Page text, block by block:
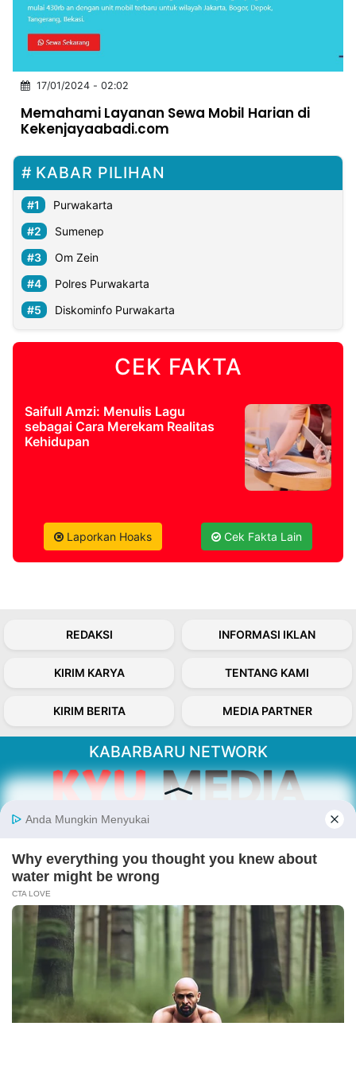
INDONESIA
Partner
Insight
NTB
Suara
Time
Lens
IDN
Daily
Jogja
Jalan
Rakyat
Idealita
News
Kita
Notice
Dinamikapost.com
Radar
Baru
Seedbacklink
Follow
Kabarbaru.co
2026
17/01/2024 - 02:02
Memahami Layanan Sewa Mobil Harian di
Kekenjayaabadi.com
KABAR PILIHAN
Purwakarta
Sumenep
Om Zein
Polres Purwakarta
Diskominfo Purwakarta
CEK FAKTA
Saifull Amzi: Menulis Lagu
sebagai Cara Merekam Realitas
Kehidupan
Laporkan Hoaks Cek Fakta Lain
REDAKSI INFORMASI IKLAN
KIRIM KARYA TENTANG KAMI
KIRIM BERITA MEDIA PARTNER
KABARBARU NETWORK
Kabarbaru.co menyajikan berita aktual dan
inspiratif dari sudut pandang berbaik sangka
Follow Kabarbaru